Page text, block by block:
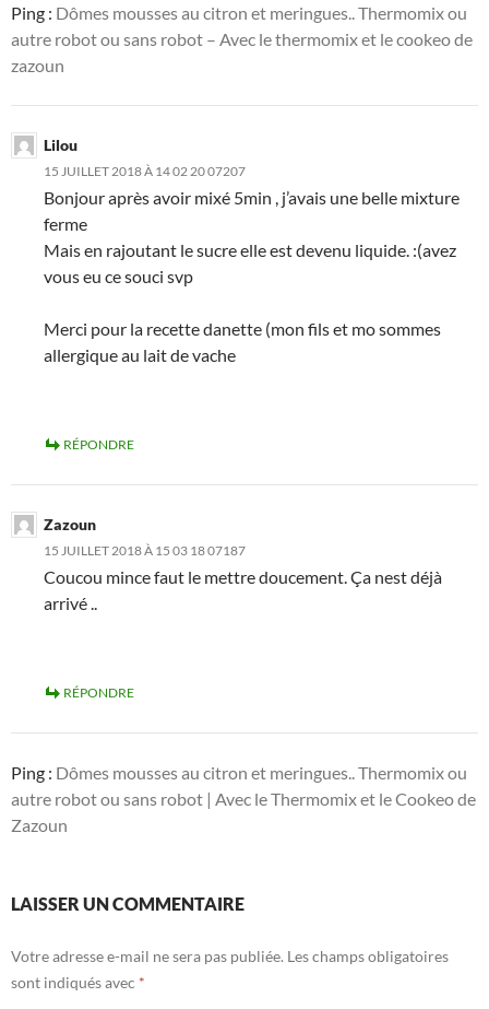
Ping : Dômes mousses au citron et meringues.. Thermomix ou
autre robot ou sans robot – Avec le thermomix et le cookeo de
zazoun
Lilou
15 JUILLET 2018 À 14 02 20 07207
Bonjour après avoir mixé 5min , j’avais une belle mixture
ferme
Mais en rajoutant le sucre elle est devenu liquide. :(avez
vous eu ce souci svp
Merci pour la recette danette (mon fils et mo sommes
allergique au lait de vache
RÉPONDRE
Zazoun
15 JUILLET 2018 À 15 03 18 07187
Coucou mince faut le mettre doucement. Ça nest déjà
arrivé ..
RÉPONDRE
Ping : Dômes mousses au citron et meringues.. Thermomix ou
autre robot ou sans robot | Avec le Thermomix et le Cookeo de
Zazoun
LAISSER UN COMMENTAIRE
Votre adresse e-mail ne sera pas publiée. Les champs obligatoires
sont indiqués avec *